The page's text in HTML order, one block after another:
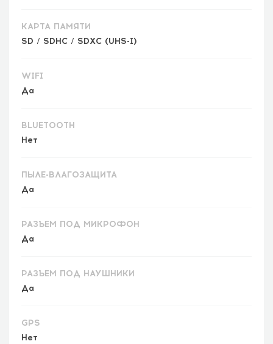
КАРТА ПАМЯТИ
SD / SDHC / SDXC (UHS-I)
WIFI
Да
BLUETOOTH
Нет
ПЫЛЕ-ВЛАГОЗАЩИТА
Да
РАЗЪЕМ ПОД МИКРОФОН
Да
РАЗЪЕМ ПОД НАУШНИКИ
Да
GPS
Нет